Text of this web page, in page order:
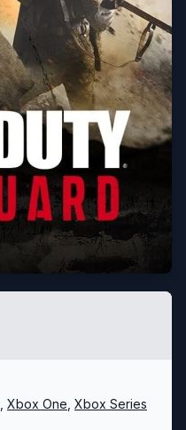
Xbox One Xbox Series